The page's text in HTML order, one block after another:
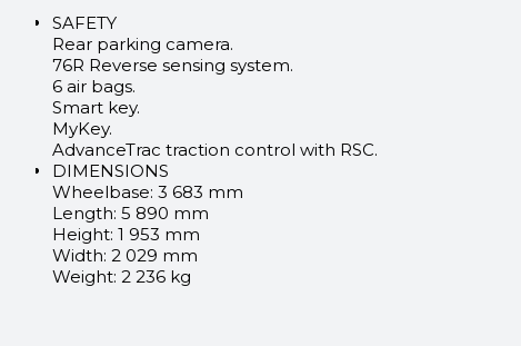
SAFETY
Rear parking camera.
76R Reverse sensing system.
6 air bags.
Smart key.
MyKey.
AdvanceTrac traction control with RSC.
DIMENSIONS
Wheelbase: 3 683 mm
Length: 5 890 mm
Height: 1 953 mm
Width: 2 029 mm
Weight: 2 236 kg